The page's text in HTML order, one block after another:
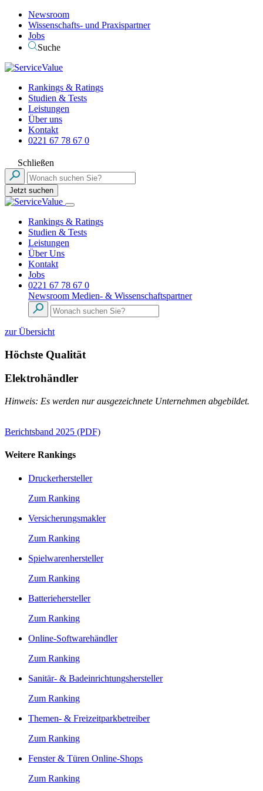
Newsroom
Wissenschafts- und Praxispartner
Jobs
Suche
Rankings & Ratings
Studien & Tests
Leistungen
Über uns
Kontakt
0221 67 78 67 0
Schließen
Jetzt suchen
Rankings & Ratings
Studien & Tests
Leistungen
Über Uns
Kontakt
Jobs
0221 67 78 67 0
Newsroom Medien- & Wissenschaftspartner
zur Übersicht
Höchste Qualität
Elektrohändler
Hinweis: Es werden nur ausgezeichnete Unternehmen abgebildet.
Berichtsband 2025 (PDF)
Weitere Rankings
Druckerhersteller
Zum Ranking
Versicherungsmakler
Zum Ranking
Spielwarenhersteller
Zum Ranking
Batteriehersteller
Zum Ranking
Online-Softwarehändler
Zum Ranking
Sanitär- & Badeinrichtungshersteller
Zum Ranking
Themen- & Freizeitparkbetreiber
Zum Ranking
Fenster & Türen Online-Shops
Zum Ranking